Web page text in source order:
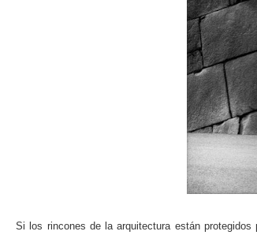
Si los rincones de la arquitectura están